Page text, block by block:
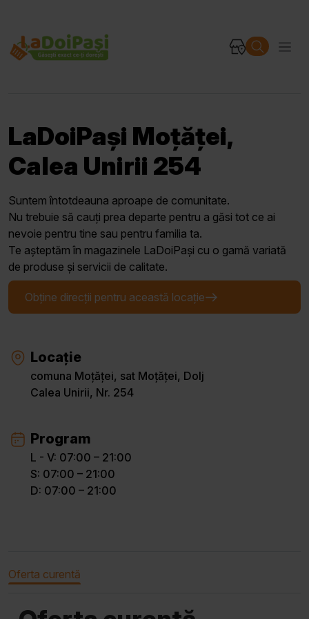
LaDoiPași Moțăței,
Calea Unirii 254
Suntem întotdeauna aproape de comunitate.
Nu trebuie să cauți prea departe pentru a găsi tot ce ai
nevoie pentru tine sau pentru familia ta.
Te așteptăm în magazinele LaDoiPași cu o gamă variată
de produse și servicii de calitate.
Obține direcții pentru această locație
Locație
comuna Moțăței, sat Moțăței, Dolj
Calea Unirii, Nr. 254
Program
L - V: 07:00 – 21:00
S: 07:00 – 21:00
D: 07:00 – 21:00
Oferta curentă